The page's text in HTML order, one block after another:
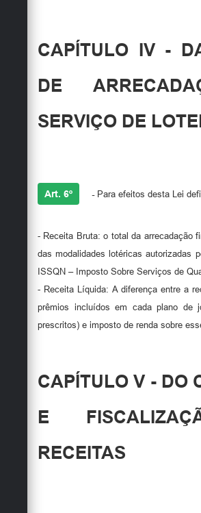
CAPÍTULO IV -
DE
SERVIÇO DE
Art. 6º - Para efeitos desta Lei
- Receita Bruta: o total da arrecadação
das modalidades lotéricas autorizadas
ISSQN – Imposto Sobre Serviços de
- Receita Líquida: A diferença entre a
prêmios incluídos em cada plano de
prescritos) e imposto de renda sobre
CAPÍTULO V - DO
E
RECEITAS